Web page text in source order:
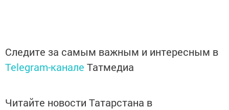
Следите за самым важным и интересным в
Telegram-канале Татмедиа
Читайте новости Татарстана в